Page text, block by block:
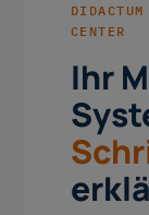
CENTER
Ihr